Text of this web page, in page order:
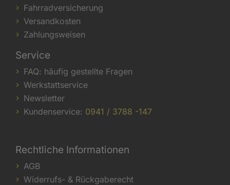
Fahrradversicherung
Versandkosten
Zahlungsweisen
Service
FAQ: häufig gestellte Fragen
Werkstattservice
Newsletter
Kundenservice: 0941 / 3788 -147
Rechtliche Informationen
AGB
Widerrufs- & Rückgaberecht